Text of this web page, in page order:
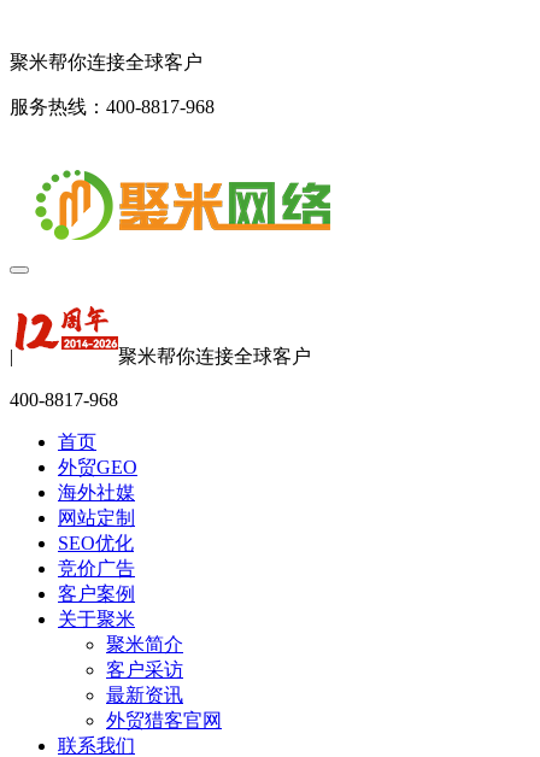
聚米帮你连接全球客户
服务热线：400-8817-968
| 聚米帮你连接全球客户
400-8817-968
首页
外贸GEO
海外社媒
网站定制
SEO优化
竞价广告
客户案例
关于聚米
聚米简介
客户采访
最新资讯
外贸猎客官网
联系我们